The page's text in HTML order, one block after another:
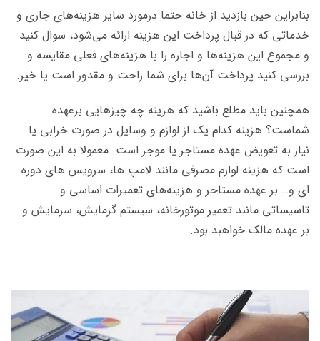
بنابراین حین بازدید از خانه حتما درمورد سایر هزینه‌های جاری و
خدماتی که در قبال پرداخت این هزینه ارائه می‌شود، سوال کنید
و مجموع این هزینه‌ها و اجاره را با هزینه‌های فعلی مقایسه و
بررسی کنید پرداخت آن‌ها برای شما راحت و مقدور است یا خیر.
همچنین باید مطلع باشید که هزینه چه چیزهایی برعهده
شماست؟ هزینه کدام یک از لوازم و وسایل در صورت خرابی یا
نیاز به تعویض عهده مستاجر یا موجر است. معمولا به این صورت
است که هزینه لوازم مصرفی مانند لامپ ها، سرویس های دوره
ای و… بر عهده مستاجر و هزینه‌های تعمیرات اساسی و
تاسیساتی مانند تعمیر موتورخانه، سیستم گرمایش، سرمایش و…
بر عهده مالک خواهبد بود.